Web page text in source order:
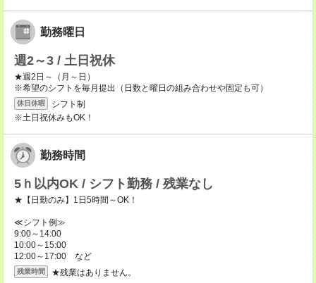
勤務曜日
週2～3 / 土日祝休
★週2日～（月～日）
※希望のシフトを毎月提出（日数と曜日の組み合わせや固定も可）
休日休暇
シフト制
※土日祝休みもOK！
勤務時間
5ｈ以内OK / シフト勤務 / 残業なし
★【日勤のみ】1日5時間～OK！
≪シフト例≫
9:00～14:00
10:00～15:00
12:00～17:00 など
残業時間 ★残業はありません。